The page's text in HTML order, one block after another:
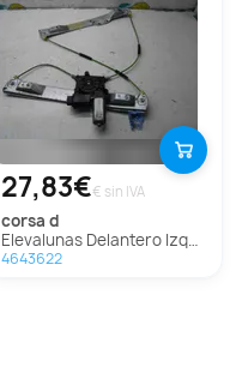
27,83€€ sin IVA
corsa d
Elevalunas Delantero Izquierdo Para Opel Corsa D
4643622